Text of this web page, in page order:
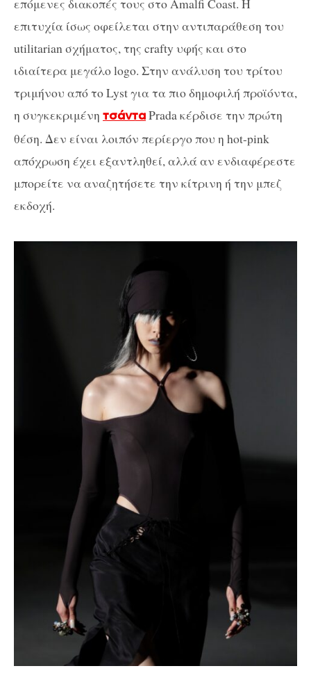
επόμενες διακοπές τους στο Amalfi Coast. Η
επιτυχία ίσως οφείλεται στην αντιπαράθεση του
utilitarian σχήματος, της crafty υφής και στο
ιδιαίτερα μεγάλο logo. Στην ανάλυση του τρίτου
τριμήνου από το Lyst για τα πιο δημοφιλή προϊόντα,
η συγκεκριμένη τσάνταPrada κέρδισε την πρώτη
θέση. Δεν είναι λοιπόν περίεργο που η hot-pink
απόχρωση έχει εξαντληθεί, αλλά αν ενδιαφέρεστε
μπορείτε να αναζητήσετε την κίτρινη ή την μπεζ
εκδοχή.